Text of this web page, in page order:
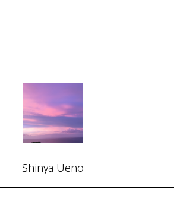
Shinya Ueno